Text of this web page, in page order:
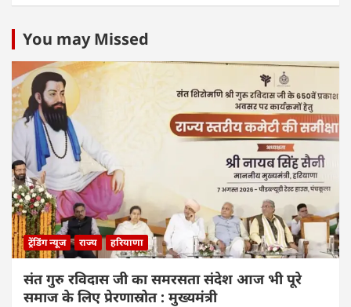
You may Missed
ट्रेंडिंग न्यूज राज्य हरियाणा
संत गुरु रविदास जी का समरसता संदेश आज भी पूरे
समाज के लिए प्रेरणास्रोत : मुख्यमंत्री